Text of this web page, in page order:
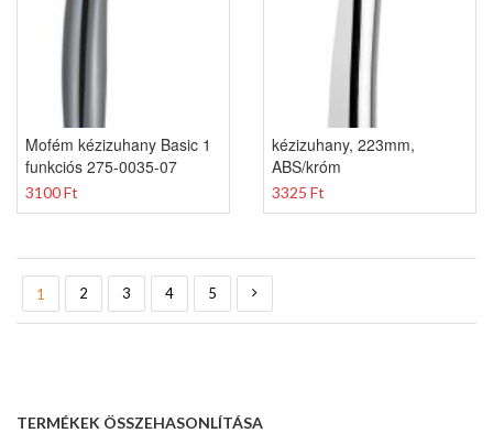
Mofém kézizuhany Basic 1
funkciós 275-0035-07
3100 Ft
kézizuhany, 223mm,
ABS/króm
3325 Ft
Oldal
You're currently reading page
1
Oldal
2
Oldal
3
Oldal
4
Oldal
5
Oldal
Következő
TERMÉKEK ÖSSZEHASONLÍTÁSA